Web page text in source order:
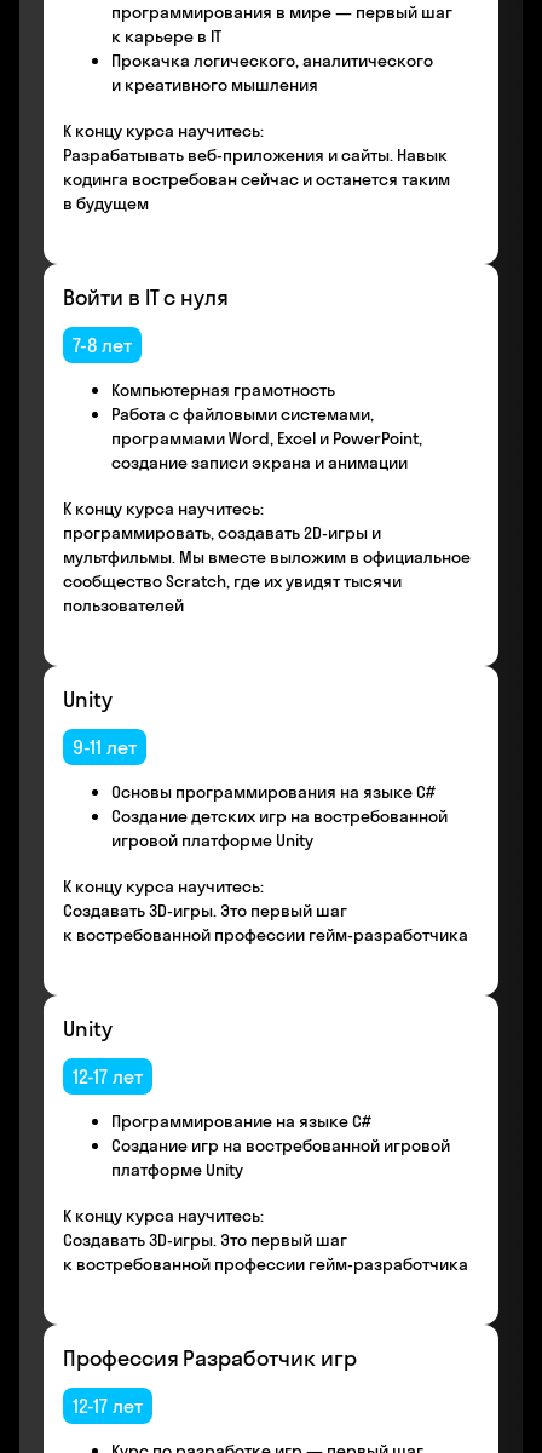
программирования в мире — первый шаг
к карьере в IT
Прокачка логического, аналитического
и креативного мышления
К концу курса научитесь:
Разрабатывать веб-приложения и сайты. Навык
кодинга востребован сейчас и останется таким
в будущем
Войти в IT с нуля
7-8 лет
Компьютерная грамотность
Работа с файловыми системами,
программами Word, Excel и PowerPoint,
создание записи экрана и анимации
К концу курса научитесь:
программировать, создавать 2D-игры и
мультфильмы. Мы вместе выложим в официальное
сообщество Scratch, где их увидят тысячи
пользователей
Unity
9-11 лет
Основы программирования на языке С#
Создание детских игр на востребованной
игровой платформе Unity
К концу курса научитесь:
Создавать 3D-игры. Это первый шаг
к востребованной профессии гейм-разработчика
Unity
12-17 лет
Программирование на языке С#
Создание игр на востребованной игровой
платформе Unity
К концу курса научитесь:
Создавать 3D-игры. Это первый шаг
к востребованной профессии гейм-разработчика
Профессия Разработчик игр
12-17 лет